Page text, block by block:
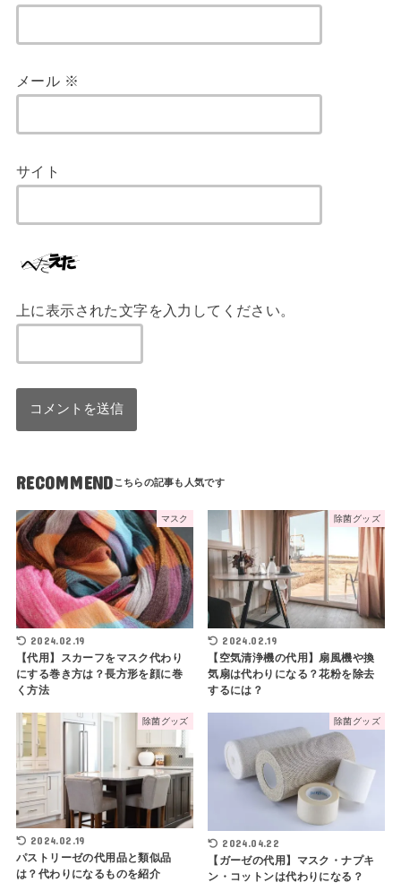
メール ※
サイト
上に表示された文字を入力してください。
RECOMMEND
マスク
2024.02.19
【代用】スカーフをマスク代わり
にする巻き方は？長方形を顔に巻
く方法
除菌グッズ
2024.02.19
【空気清浄機の代用】扇風機や換
気扇は代わりになる？花粉を除去
するには？
除菌グッズ
2024.02.19
パストリーゼの代用品と類似品
は？代わりになるものを紹介
除菌グッズ
2024.04.22
【ガーゼの代用】マスク・ナプキ
ン・コットンは代わりになる？